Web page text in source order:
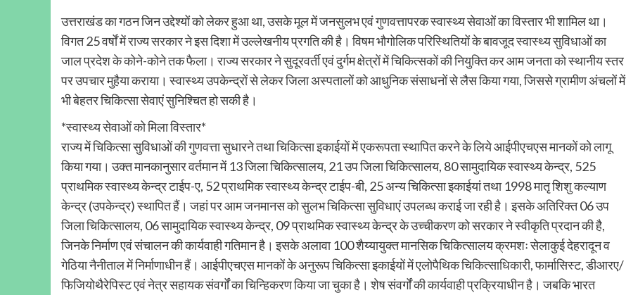
उत्तराखंड का गठन जिन उद्देश्यों को लेकर हुआ था, उसके मूल में जनसुलभ एवं गुणवत्तापरक स्वास्थ्य सेवाओं का विस्तार भी शामिल था।
विगत 25 वर्षों में राज्य सरकार ने इस दिशा में उल्लेखनीय प्रगति की है। विषम भौगोलिक परिस्थितियों के बावजूद स्वास्थ्य सुविधाओं का
जाल प्रदेश के कोने-कोने तक फैला। राज्य सरकार ने सुदूरवर्ती एवं दुर्गम क्षेत्रों में चिकित्सकों की नियुक्ति कर आम जनता को स्थानीय स्तर
पर उपचार मुहैया कराया। स्वास्थ्य उपकेन्द्रों से लेकर जिला अस्पतालों को आधुनिक संसाधनों से लैस किया गया, जिससे ग्रामीण अंचलों में
भी बेहतर चिकित्सा सेवाएं सुनिश्चित हो सकी है।
*स्वास्थ्य सेवाओं को मिला विस्तार*
राज्य में चिकित्सा सुविधाओं की गुणवत्ता सुधारने तथा चिकित्सा इकाईयों में एकरूपता स्थापित करने के लिये आईपीएचएस मानकों को लागू
किया गया। उक्त मानकानुसार वर्तमान में 13 जिला चिकित्सालय, 21 उप जिला चिकित्सालय, 80 सामुदायिक स्वास्थ्य केन्द्र, 525
प्राथमिक स्वास्थ्य केन्द्र टाईप-ए, 52 प्राथमिक स्वास्थ्य केन्द्र टाईप-बी, 25 अन्य चिकित्सा इकाईयां तथा 1998 मातृ शिशु कल्याण
केन्द्र (उपकेन्द्र) स्थापित हैं। जहां पर आम जनमानस को सुलभ चिकित्सा सुविधाएं उपलब्ध कराई जा रही है। इसके अतिरिक्त 06 उप
जिला चिकित्सालय, 06 सामुदायिक स्वास्थ्य केन्द्र, 09 प्राथमिक स्वास्थ्य केन्द्र के उच्चीकरण को सरकार ने स्वीकृति प्रदान की है,
जिनके निर्माण एवं संचालन की कार्यवाही गतिमान है। इसके अलावा 100 शैय्यायुक्त मानसिक चिकित्सालय क्रमशः सेलाकुई देहरादून व
गेठिया नैनीताल में निर्माणाधीन हैं। आईपीएचएस मानकों के अनुरूप चिकित्सा इकाईयों में एलोपैथिक चिकित्साधिकारी, फार्मासिस्ट, डीआरए/
फिजियोथैरेपिस्ट एवं नेत्र सहायक संवर्गों का चिन्हिकरण किया जा चुका है। शेष संवर्गों की कार्यवाही प्रक्रियाधीन है। जबकि भारत